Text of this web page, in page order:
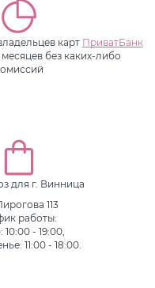
карт ПриватБанк
без каких-либо
для г. Винница
113
работы:
10:00 - 19:00,
11:00 - 18:00.